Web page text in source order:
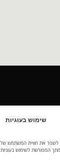
שימוש בעוגיות
המפורשת לשימוש בעוגיות